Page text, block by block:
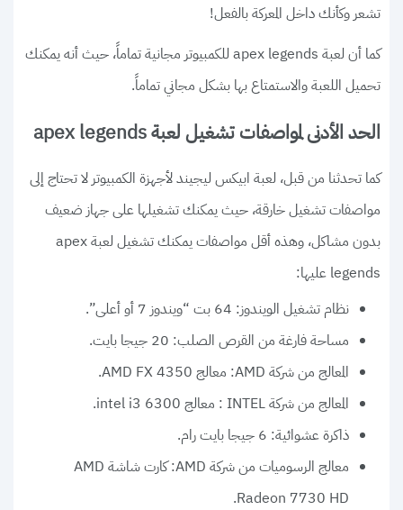
تشعر وكأنك داخل المعركة بالفعل!
كما أن لعبة apex legends للكمبيوتر مجانية تماماً، حيث أنه يمكنك
تحميل اللعبة والاستمتاع بها بشكل مجاني تماماً.
الحد الأدنى لمواصفات تشغيل لعبة apex legends
كما تحدثنا من قبل، لعبة ابيكس ليجيند لأجهزة الكمبيوتر لا تحتاج إلى
مواصفات تشغيل خارقة، حيث يمكنك تشغيلها على جهاز ضعيف
بدون مشاكل، وهذه أقل مواصفات يمكنك تشغيل لعبة apex
legends عليها:
نظام تشغيل الويندوز: 64 بت “ويندوز 7 أو أعلى”.
مساحة فارغة من القرص الصلب: 20 جيجا بايت.
المعالج من شركة AMD: معالج AMD FX 4350.
المعالج من شركة INTEL : معالج intel i3 6300.
ذاكرة عشوائية: 6 جيجا بايت رام.
معالج الرسوميات من شركة AMD: كارت شاشة AMD
Radeon 7730 HD.